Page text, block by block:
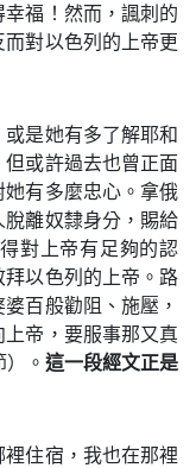
福！然而，諷刺的
對以色列的上帝更
是她有多了解耶和
或許過去也曾正面
有多麼忠心。拿俄
離奴隸身分，賜給
對上帝有足夠的認
以色列的上帝。路
百般勸阻、施壓，
帝，要服事那又真
。 這一段經文正是
裡住宿，我也在那裡